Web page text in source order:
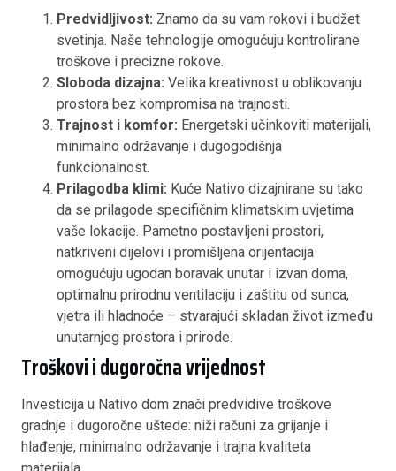
Predvidljivost: Znamo da su vam rokovi i budžet
svetinja. Naše tehnologije omogućuju kontrolirane
troškove i precizne rokove.
Sloboda dizajna: Velika kreativnost u oblikovanju
prostora bez kompromisa na trajnosti.
Trajnost i komfor: Energetski učinkoviti materijali,
minimalno održavanje i dugogodišnja
funkcionalnost.
Prilagodba klimi: Kuće Nativo dizajnirane su tako
da se prilagode specifičnim klimatskim uvjetima
vaše lokacije. Pametno postavljeni prostori,
natkriveni dijelovi i promišljena orijentacija
omogućuju ugodan boravak unutar i izvan doma,
optimalnu prirodnu ventilaciju i zaštitu od sunca,
vjetra ili hladnoće – stvarajući skladan život između
unutarnjeg prostora i prirode.
Troškovi i dugoročna vrijednost
Investicija u Nativo dom znači predvidive troškove
gradnje i dugoročne uštede: niži računi za grijanje i
hlađenje, minimalno održavanje i trajna kvaliteta